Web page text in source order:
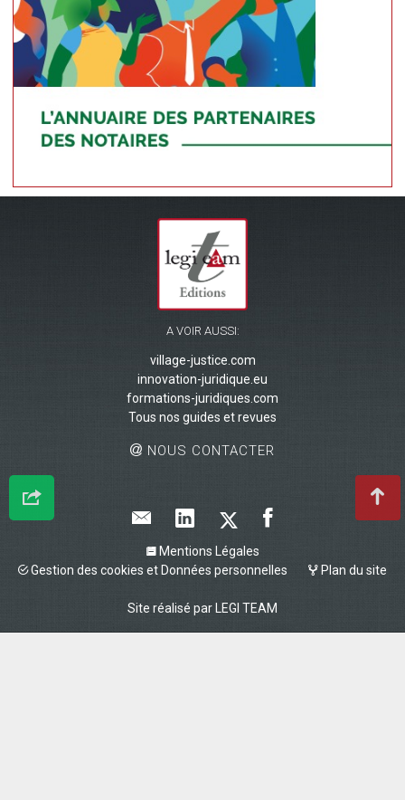
A VOIR AUSSI:
village-justice.com
innovation-juridique.eu
formations-juridiques.com
Tous nos guides et revues
NOUS CONTACTER
Mentions Légales
Gestion des cookies et Données personnelles
Plan du site
Site réalisé par LEGI TEAM